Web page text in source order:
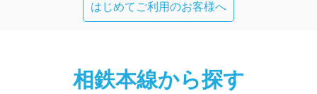
はじめてご利用のお客様へ
相鉄本線から探す